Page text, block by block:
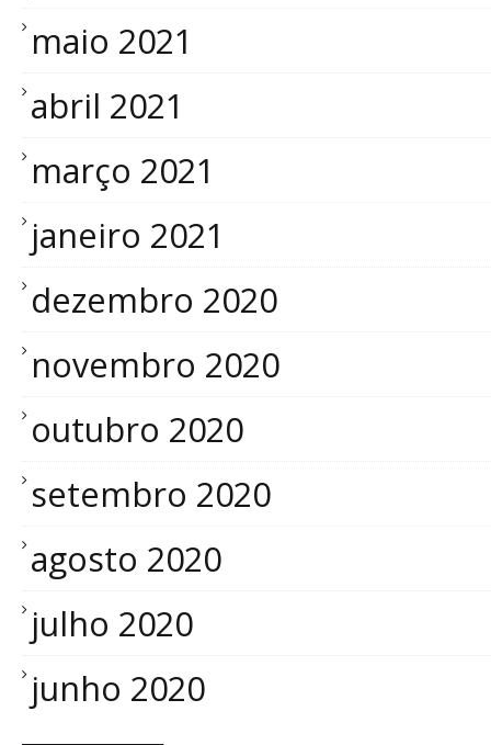
maio 2021
abril 2021
março 2021
janeiro 2021
dezembro 2020
novembro 2020
outubro 2020
setembro 2020
agosto 2020
julho 2020
junho 2020